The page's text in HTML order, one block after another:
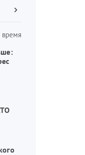
время
Следующая